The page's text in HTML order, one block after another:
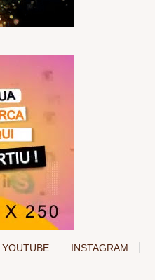
YOUTUBE
INSTAGRAM